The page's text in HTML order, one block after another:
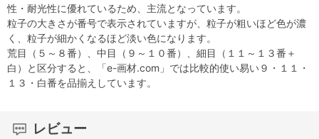
性・耐光性に優れているため、主流となっています。
粒子の大きさが番号で表示されていますが、粒子が粗いほど色が濃
く、粒子が細かくなるほど淡い色になります。
荒目（５～８番）、中目（９～１０番）、細目（１１～１３番＋
白）と区分すると、「e-画材.com」では比較的使い易い９・１１・
１３・白番を品揃えしています。
レビュー